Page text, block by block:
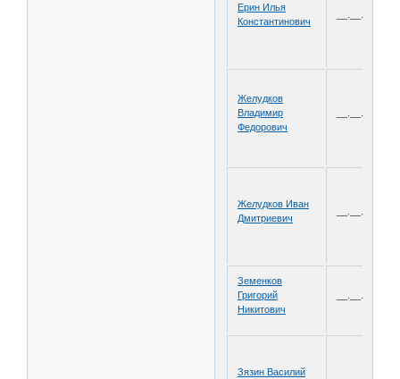
Ерин Илья
Константинович
Желудков
Владимир
Федорович
Желудков Иван
Дмитриевич
Земенков
Григорий
Никитович
Зязин Василий